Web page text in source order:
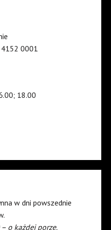
0001
18.00
w dni powszednie
o każdej porze.